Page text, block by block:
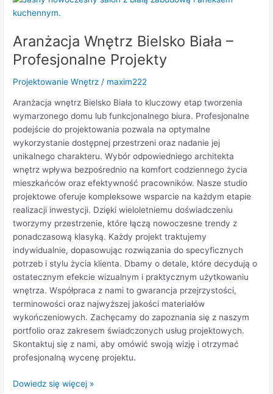
Aranżacja Wnętrz Bielsko Biała –
Profesjonalne Projekty
Projektowanie Wnętrz / maxim222
Aranżacja wnętrz Bielsko Biała to kluczowy etap tworzenia
wymarzonego domu lub funkcjonalnego biura. Profesjonalne
podejście do projektowania pozwala na optymalne
wykorzystanie dostępnej przestrzeni oraz nadanie jej
unikalnego charakteru. Wybór odpowiedniego architekta
wnętrz wpływa bezpośrednio na komfort codziennego życia
mieszkańców oraz efektywność pracowników. Nasze studio
projektowe oferuje kompleksowe wsparcie na każdym etapie
realizacji inwestycji. Dzięki wieloletniemu doświadczeniu
tworzymy przestrzenie, które łączą nowoczesne trendy z
ponadczasową klasyką. Każdy projekt traktujemy
indywidualnie, dopasowując rozwiązania do specyficznych
potrzeb i stylu życia klienta. Dbamy o detale, które decydują o
ostatecznym efekcie wizualnym i praktycznym użytkowaniu
wnętrza. Współpraca z nami to gwarancja przejrzystości,
terminowości oraz najwyższej jakości materiałów
wykończeniowych. Zachęcamy do zapoznania się z naszym
portfolio oraz zakresem świadczonych usług projektowych.
Skontaktuj się z nami, aby omówić swoją wizję i otrzymać
profesjonalną wycenę projektu.
Wnętrz
Biała
–
Profesjonalne
Projekty
Dowiedz się więcej »